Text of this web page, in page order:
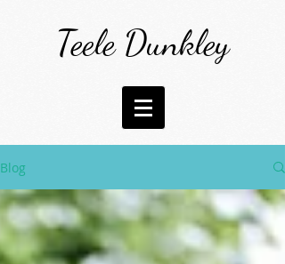
Teele Dunkley
Blog